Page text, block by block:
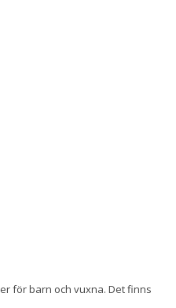
för barn och vuxna. Det finns